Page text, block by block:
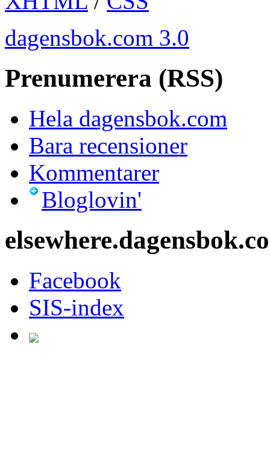
dagensbok.com 3.0
Prenumerera (RSS)
Hela dagensbok.com
Bara recensioner
Kommentarer
Bloglovin'
Facebook
SIS-index